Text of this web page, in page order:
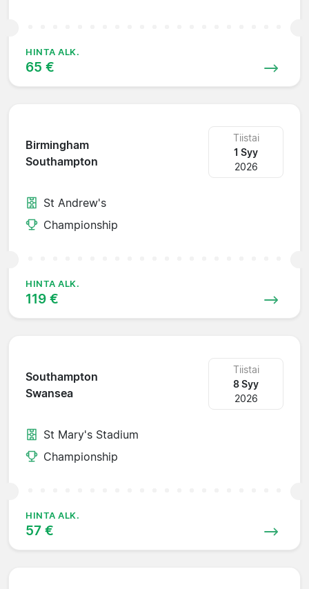
HINTA ALK.
65 €
Birmingham
Southampton
Tiistai
1 Syy
2026
St Andrew's
Championship
HINTA ALK.
119 €
Southampton
Swansea
Tiistai
8 Syy
2026
St Mary's Stadium
Championship
HINTA ALK.
57 €